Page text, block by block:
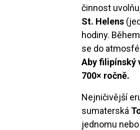
činnost
St. Helens
hodiny.
se do
Aby filipínský
700× ročně.
Nejničivější
sumaterská
jednomu